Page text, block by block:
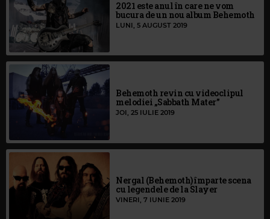
2021 este anul în care ne vom
bucura de un nou album Behemoth
LUNI, 5 AUGUST 2019
Behemoth revin cu videoclipul
melodiei „Sabbath Mater”
JOI, 25 IULIE 2019
Nergal (Behemoth) împarte scena
cu legendele de la Slayer
VINERI, 7 IUNIE 2019